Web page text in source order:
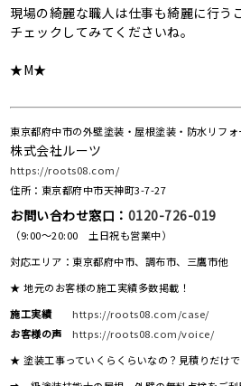
現場の綺麗な職人は仕事も綺麗に行う
チェックしてみてくださいね。
★M★
東京都府中市の外壁塗装・屋根塗装・防水リフ
株式会社ルーツ
https://roots08.com/
住所：東京都府中市天神町3-7-27
お問い合わせ窓口： 0120-726-019
（9:00～20:00 土日祝も営業中）
対応エリア：東京都府中市、調布市、三鷹市他
★ 地元のお客様の施工実績多数掲載！
施工実績
https://roots08.com/case/
お客様の声
https://roots08.com/voice/
★ 塗装工事っていくらくらいなの？見積りだけ